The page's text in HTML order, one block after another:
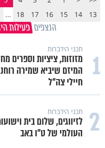
13
14
15
16
17
18
...
הנצפים פעילות
1 תכני הידברות
מזוזות, ציציות וספרים
המיזם שיביא שמירה
חיילי צה"ל
2 תכני הידברות
לזיווגים, שלום בית
העולמי של ט"ו באב